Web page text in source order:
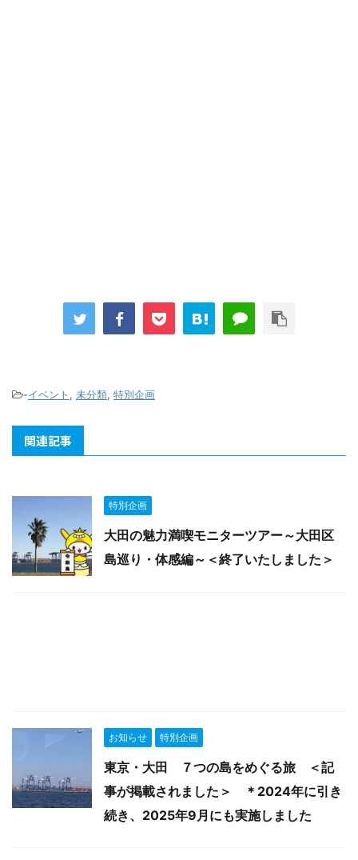
-イベント , 未分類, 特別企画
関連記事
特別企画
大田の魅力満喫モニターツアー～大田区
島巡り・体感編～＜終了いたしました＞
お知らせ 特別企画
東京・大田 ７つの島をめぐる旅 ＜記
事が掲載されました＞ ＊2024年に引き
続き、2025年9月にも実施しました